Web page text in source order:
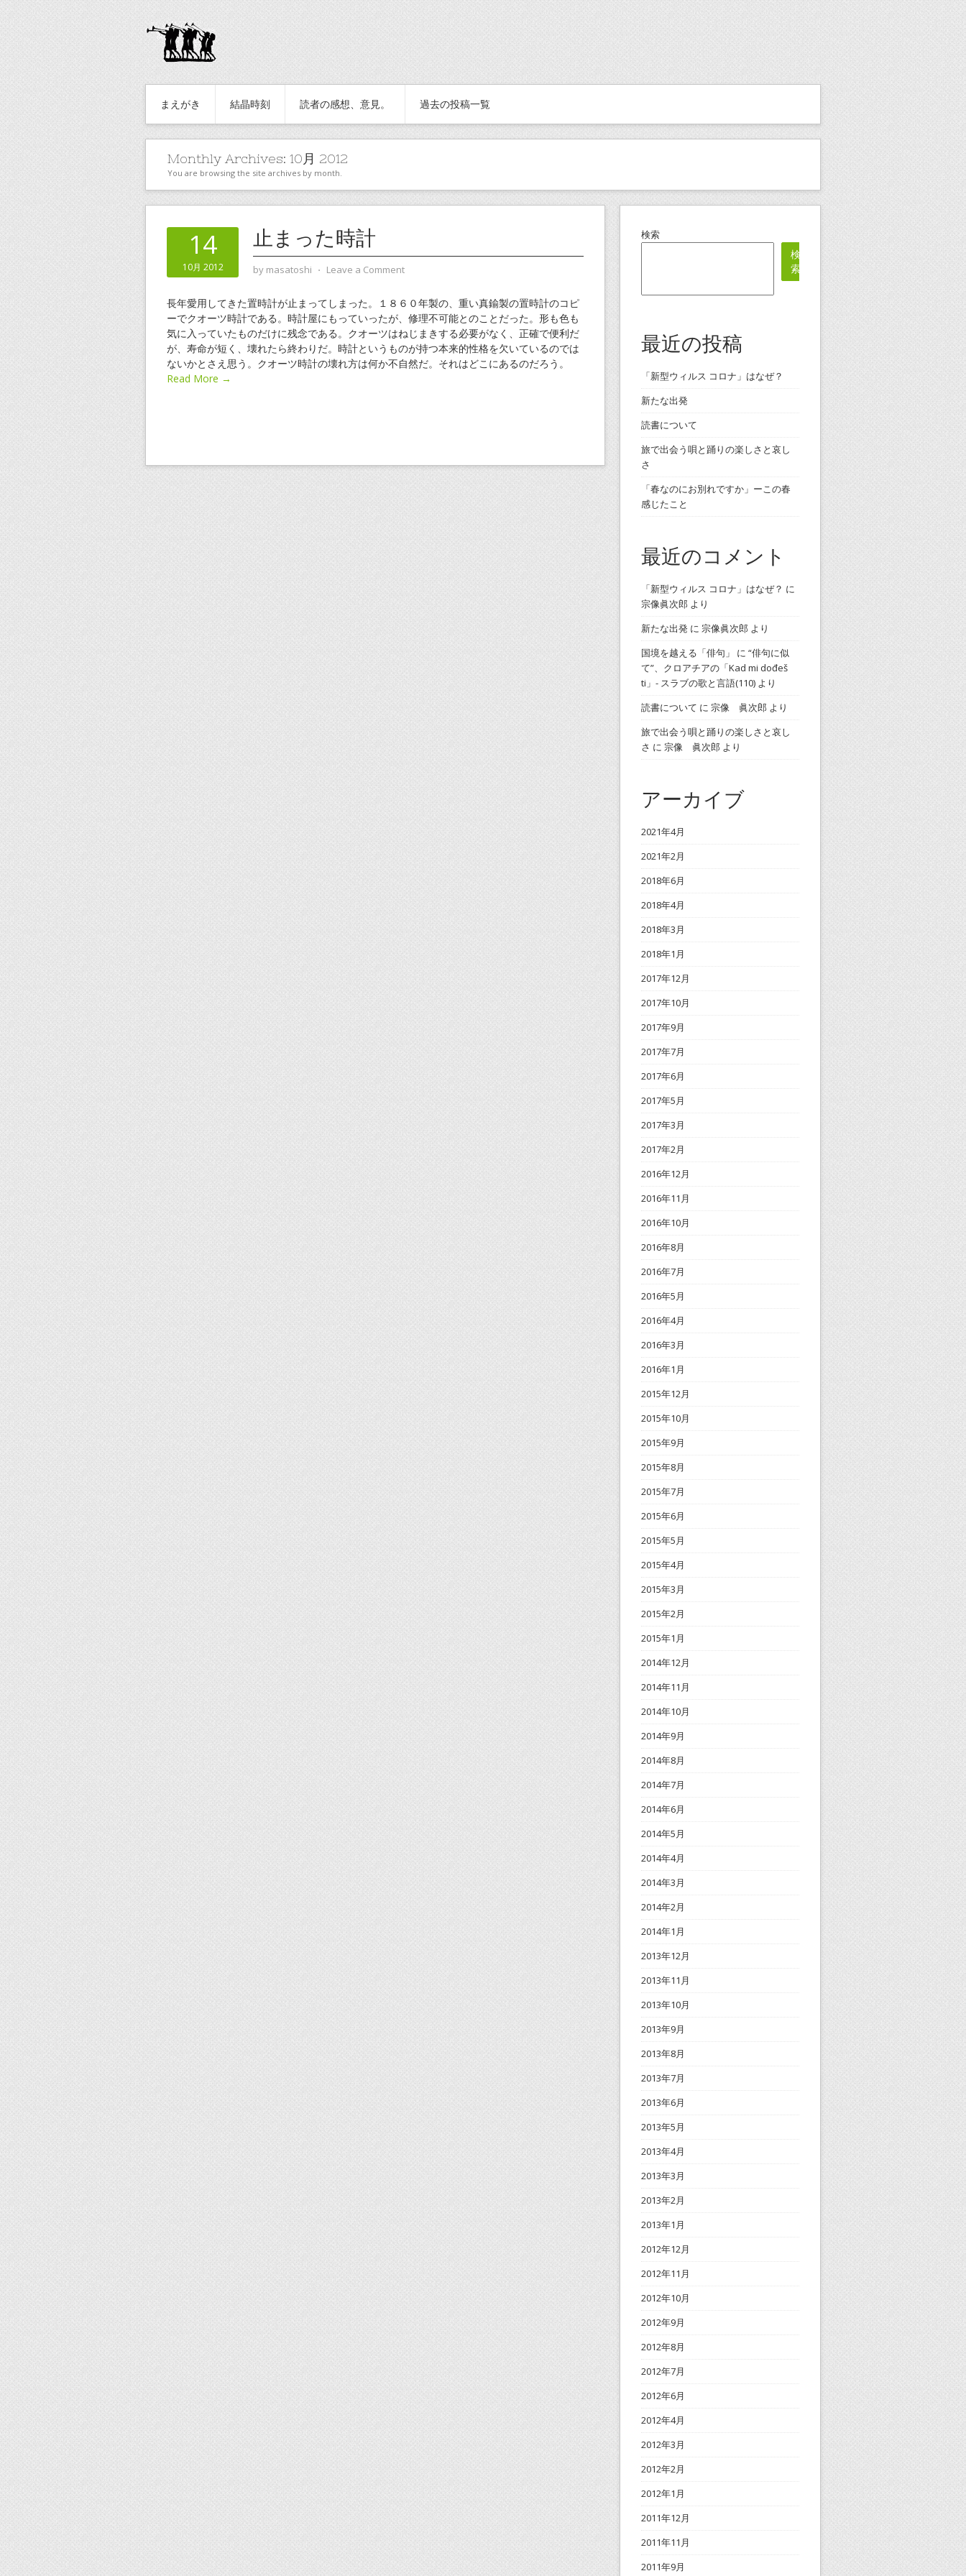
まえがき 結晶時刻 読者の感想、意見。 過去の投稿一覧
Monthly Archives: 10月 2012
You are browsing the site archives by month.
14
10月 2012
止まった時計
by masatoshi ⋅ Leave a Comment
長年愛用してきた置時計が止まってしまった。１８６０年製の、重い真鍮製の置時計のコピ
ーでクオーツ時計である。時計屋にもっていったが、修理不可能とのことだった。形も色も
気に入っていたものだけに残念である。クオーツはねじまきする必要がなく、正確で便利だ
が、寿命が短く、壊れたら終わりだ。時計というものが持つ本来的性格を欠いているのでは
ないかとさえ思う。クオーツ時計の壊れ方は何か不自然だ。それはどこにあるのだろう。
Read More →
検索
検
索
最近の投稿
「新型ウィルス コロナ」はなぜ？
新たな出発
読書について
旅で出会う唄と踊りの楽しさと哀し
さ
「春なのにお別れですか」ーこの春
感じたこと
最近のコメント
「新型ウィルス コロナ」はなぜ？ に
宗像眞次郎 より
新たな出発 に 宗像眞次郎 より
国境を越える「俳句」
に “俳句に似
て”、クロアチアの「Kad mi dođeš
ti」- スラブの歌と言語(110) より
読書について に 宗像 眞次郎 より
旅で出会う唄と踊りの楽しさと哀し
さ に 宗像 眞次郎 より
アーカイブ
2021年4月
2021年2月
2018年6月
2018年4月
2018年3月
2018年1月
2017年12月
2017年10月
2017年9月
2017年7月
2017年6月
2017年5月
2017年3月
2017年2月
2016年12月
2016年11月
2016年10月
2016年8月
2016年7月
2016年5月
2016年4月
2016年3月
2016年1月
2015年12月
2015年10月
2015年9月
2015年8月
2015年7月
2015年6月
2015年5月
2015年4月
2015年3月
2015年2月
2015年1月
2014年12月
2014年11月
2014年10月
2014年9月
2014年8月
2014年7月
2014年6月
2014年5月
2014年4月
2014年3月
2014年2月
2014年1月
2013年12月
2013年11月
2013年10月
2013年9月
2013年8月
2013年7月
2013年6月
2013年5月
2013年4月
2013年3月
2013年2月
2013年1月
2012年12月
2012年11月
2012年10月
2012年9月
2012年8月
2012年7月
2012年6月
2012年4月
2012年3月
2012年2月
2012年1月
2011年12月
2011年11月
2011年9月